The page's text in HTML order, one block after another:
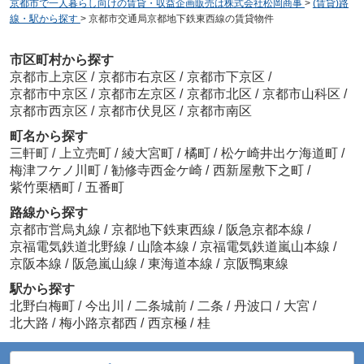
京都市で一人暮らし向けの賃貸・収益企画販売は株式会社松岡商事 > (賃貸)路
線・駅から探す > 京都市交通局京都地下鉄東西線の賃貸物件
市区町村から探す
京都市上京区 / 京都市右京区 / 京都市下京区 /
京都市中京区 / 京都市左京区 / 京都市北区 / 京都市山科区 /
京都市西京区 / 京都市伏見区 / 京都市南区
町名から探す
三軒町 / 上立売町 / 綾大宮町 / 橘町 / 松ケ崎井出ケ海道町 /
梅津フケノ川町 / 勧修寺西金ケ崎 / 西新屋敷下之町 /
紫竹栗栖町 / 五番町
路線から探す
京都市営烏丸線 / 京都地下鉄東西線 / 阪急京都本線 /
京福電気鉄道北野線 / 山陰本線 / 京福電気鉄道嵐山本線 /
京阪本線 / 阪急嵐山線 / 東海道本線 / 京阪鴨東線
駅から探す
北野白梅町 / 今出川 / 二条城前 / 二条 / 丹波口 / 大宮 /
北大路 / 梅小路京都西 / 西京極 / 桂